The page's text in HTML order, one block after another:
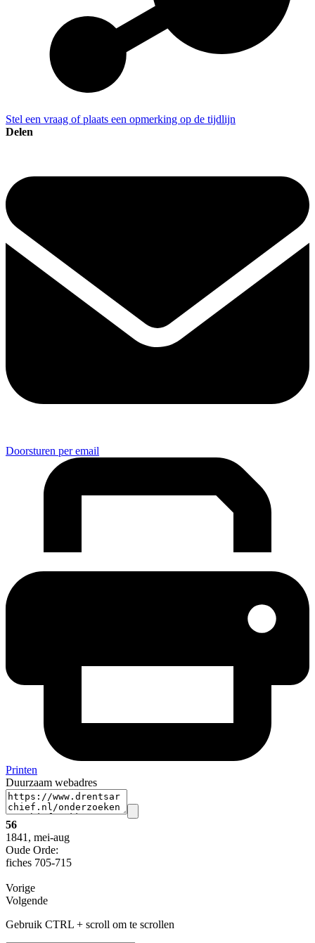
Stel een vraag of plaats een opmerking op de tijdlijn
Delen
Doorsturen per email
Printen
Duurzaam webadres
56
1841, mei-aug
Oude Orde:
fiches 705-715
Vorige
Volgende
Gebruik CTRL + scroll om te scrollen